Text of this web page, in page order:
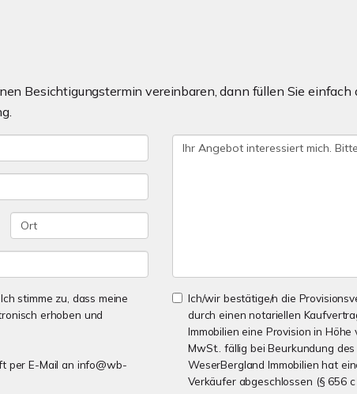
Besichtigungstermin vereinbaren, dann füllen Sie
stimme zu, dass meine
erhoben und
per E-Mail an info@wb-
Ich/wir bestätige/n die
durch einen notariellen
Immobilien eine Provision in
MwSt.. fällig bei Beurkundung
WeserBergland Immobilien hat
Verkäufer abgeschlossen (§ 656 c